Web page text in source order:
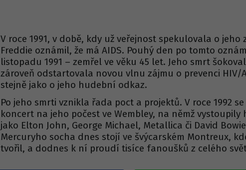
V roce 1991, v době, kdy už veřejnost spekulovala o jeho
Freddie oznámil, že má AIDS. Pouhý den po tomto
listopadu 1991 – zemřel ve věku 45 let. Jeho smrt
zároveň odstartovala novou vlnu zájmu o prevenci HIV/
stejně jako o jeho hudební odkaz.
Po jeho smrti vznikla řada poct a projektů. V roce 1992
koncert na jeho počest ve Wembley, na němž vystoupily
jako Elton John, George Michael, Metallica či David
Mercuryho socha dnes stojí ve švýcarském Montreux,
tvořil, a dodnes k ní proudí tisíce fanoušků z celého